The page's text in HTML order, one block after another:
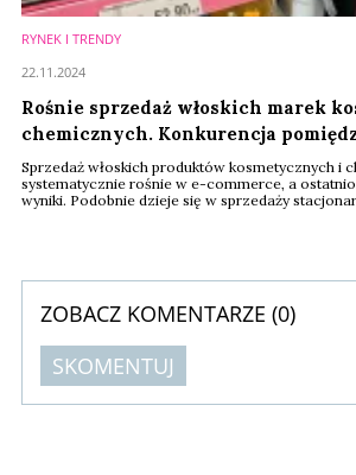
RYNEK I TRENDY
Rośnie sprzedaż włoskich marek
chemicznych. Konkurencja
sprzedaży będzie się nasilać
Sprzedaż włoskich produktów kosmetycznych i
systematycznie rośnie w e-commerce, a
wyniki. Podobnie dzieje się w sprzedaży
22.11.2024
ZOBACZ KOMENTARZE (0)
SKOMENTUJ